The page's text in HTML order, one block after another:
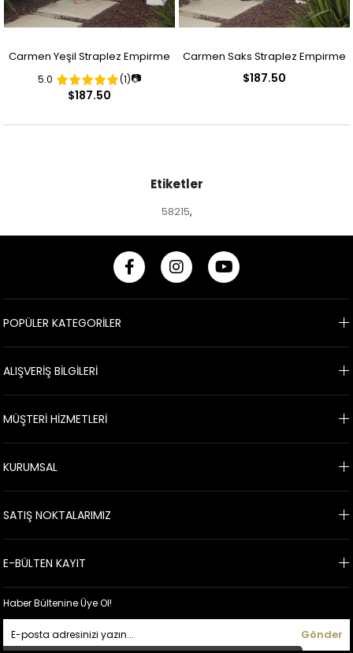
Carmen Yeşil Straplez Empirme
Desenli Abiye Elbise
5.0 (1)📷
$187.50
Carmen Saks Straplez Empirme
$187.50
Etiketler
58215,
POPÜLER KATEGORİLER
ALIŞVERİŞ BİLGİLERİ
MÜŞTERİ HİZMETLERİ
KURUMSAL
SATIŞ NOKTALARIMIZ
E-BÜLTEN KAYIT
Haber Bültenine Üye Ol!
Gönder